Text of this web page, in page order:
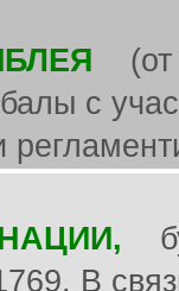
(от
с
В